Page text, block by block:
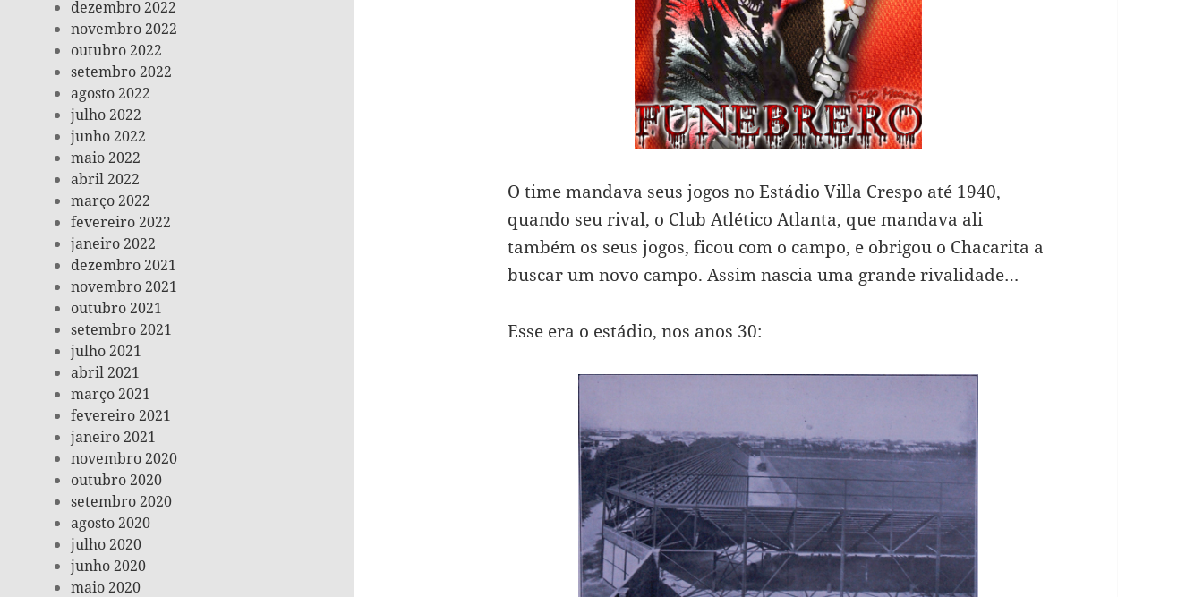
dezembro 2022
novembro 2022
outubro 2022
setembro 2022
agosto 2022
julho 2022
junho 2022
maio 2022
abril 2022
março 2022
fevereiro 2022
janeiro 2022
dezembro 2021
novembro 2021
outubro 2021
setembro 2021
julho 2021
abril 2021
março 2021
fevereiro 2021
janeiro 2021
novembro 2020
outubro 2020
setembro 2020
agosto 2020
julho 2020
junho 2020
maio 2020
O time mandava seus jogos no Estádio Villa Crespo até 1940,
quando seu rival, o Club Atlético Atlanta, que mandava ali
também os seus jogos, ficou com o campo, e obrigou o Chacarita a
buscar um novo campo. Assim nascia uma grande rivalidade…
Esse era o estádio, nos anos 30: